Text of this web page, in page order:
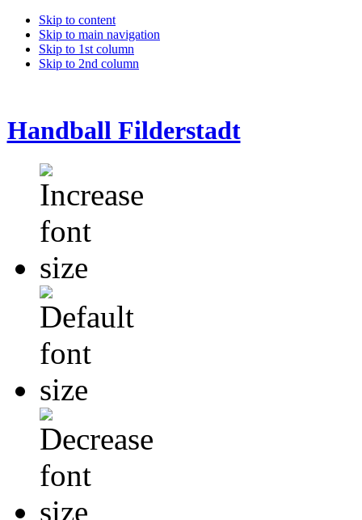
Skip to content
Skip to main navigation
Skip to 1st column
Skip to 2nd column
Handball Filderstadt